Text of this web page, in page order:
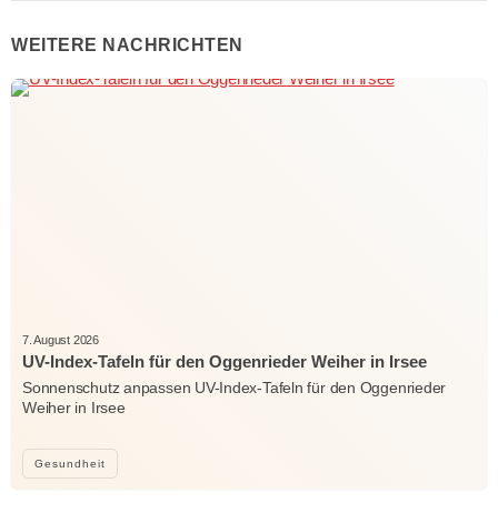
WEITERE NACHRICHTEN
Gesundheit
7. August 2026
UV-Index-Tafeln für den Oggenrieder Weiher in Irsee
Sonnenschutz anpassen UV-Index-Tafeln für den Oggenrieder
Weiher in Irsee